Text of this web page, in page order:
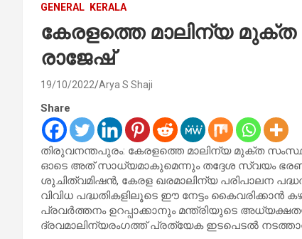
GENERAL KERALA
കേരളത്തെ മാലിന്യ മുക്ത
രാജേഷ്
19/10/2022 Arya S Shaji
Share
തിരുവനന്തപുരം: കേരളത്തെ മാലിന്യ മുക്ത
ഓടെ അത് സാധ്യമാകുമെന്നും തദ്ദേശ സ്വയം
ശുചിത്വമിഷൻ, കേരള ഖരമാലിന്യ പരിപാലന
വിവിധ പദ്ധതികളിലൂടെ ഈ നേട്ടം
പ്രവർത്തനം ഉറപ്പാക്കാനും മന്ത്രിയുടെ
ദ്രവമാലിന്യരംഗത്ത് പ്രത്യേക ഇടപെടൽ